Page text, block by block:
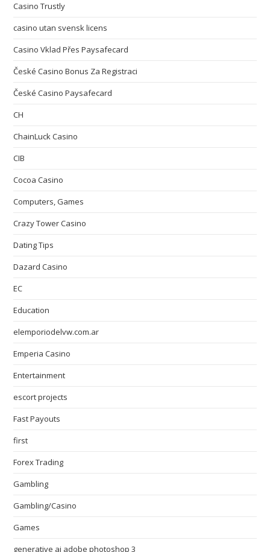
Casino Trustly
casino utan svensk licens
Casino Vklad Přes Paysafecard
České Casino Bonus Za Registraci
České Casino Paysafecard
CH
ChainLuck Casino
CIB
Cocoa Casino
Computers, Games
Crazy Tower Сasino
Dating Tips
Dazard Casino
EC
Education
elemporiodelvw.com.ar
Emperia Casino
Entertainment
escort projects
Fast Payouts
first
Forex Trading
Gambling
Gambling/Casino
Games
generative ai adobe photoshop 3